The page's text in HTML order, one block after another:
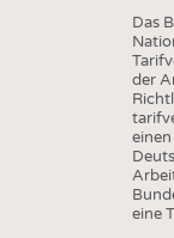
Das
der
eine